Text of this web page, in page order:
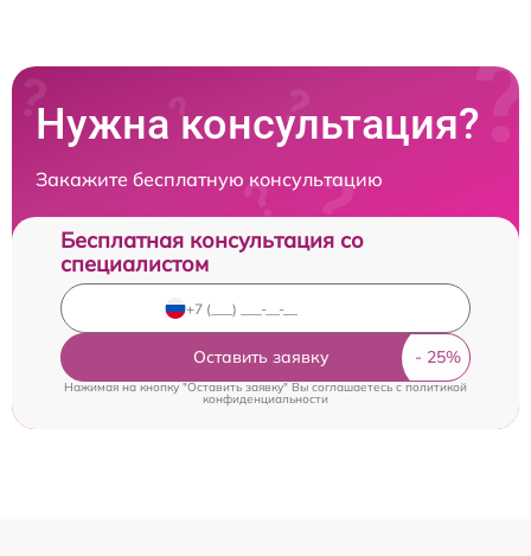
Нужна консультация?
Закажите бесплатную консультацию
Бесплатная консультация со
специалистом
Оставить заявку
Нажимая на кнопку "Оставить заявку" Вы соглашаетесь c политикой
конфиденциальности